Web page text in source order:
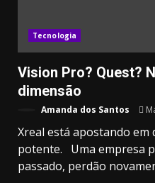
Tecnologia
Vision Pro? Quest?
dimensão
Amanda dos Santos
Xreal está apostando em
potente. Uma empresa
passado, perdão